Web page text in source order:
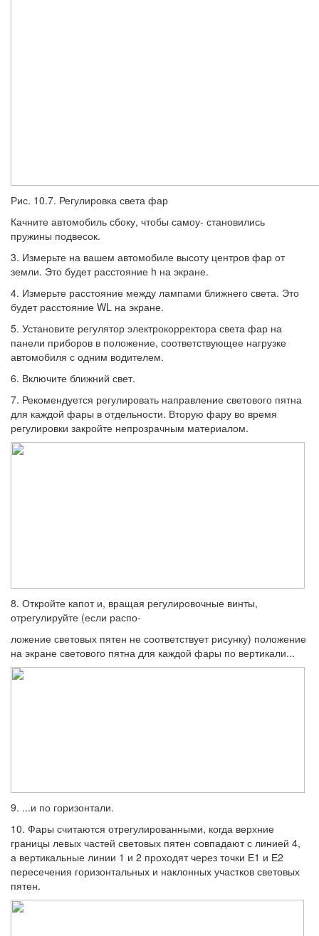
Рис. 10.7. Регулировка света фар
Качните автомобиль сбоку, чтобы самоу- становились
пружины подвесок.
3. Измерьте на вашем автомобиле высо­ту центров фар от
земли. Это будет рас­стояние h на экране.
4. Измерьте расстояние между лампами ближнего света. Это
будет расстояние WL на экране.
5. Установите регулятор электрокоррек­тора света фар на
панели приборов в поло­жение, соответствующее нагрузке
автомо­биля с одним водителем.
6. Включите ближний свет.
7. Рекомендуется регулировать напра­вление светового пятна
для каждой фары в отдельности. Вторую фару во время
регули­ровки закройте непрозрачным материалом.
8. Откройте капот и, вращая регулиро­вочные винты,
отрегулируйте (если распо-
ложение световых пятен не соответствует рисунку) положение
на экране светового пятна для каждой фары по вертикали...
9. ...и по горизонтали.
10. Фары считаются отрегулированными, когда верхние
границы левых частей свето­вых пятен совпадают с линией 4,
а верти­кальные линии 1 и 2 проходят через точки Е1 и Е2
пересечения горизонтальных и на­клонных участков световых
пятен.